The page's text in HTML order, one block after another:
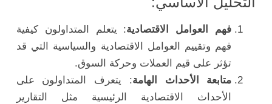
فهم العوامل الاقتصادية: يتعلم المتداولون كيفية
فهم وتقييم العوامل الاقتصادية والسياسية التي قد
تؤثر على قيم العملات وحركة السوق.
متابعة الأحداث الهامة: يتعرف المتداولون على
الأحداث الاقتصادية الرئيسية مثل التقارير